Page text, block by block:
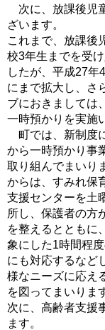
次に、放課後児
ざいます。
これまで、放課後
校3年生までを受
したが、平成27年
にまで拡大し、さ
ブにおきましては
一時預かりを実施
町では、新制度
から一時預かり事
取り組んでまいり
からは、すみれ保
支援センターを土
所し、保護者の方
を整えるとともに
象にした1時間程
にも対応するなど
様なニーズに応え
を図ってまいりま
次に、高齢者支援
ます。